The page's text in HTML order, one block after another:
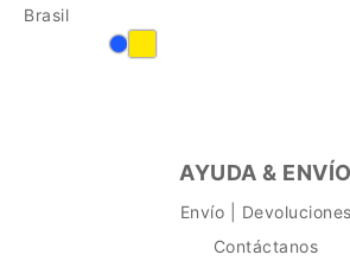
Brasil
AYUDA & ENVÍO
Envío | Devoluciones
Contáctanos